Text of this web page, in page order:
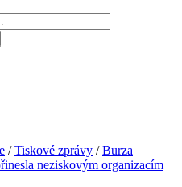
/Tiskové zprávy /Burza
neziskovým organizacím